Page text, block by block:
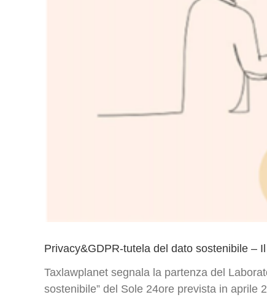
Privacy&GDPR-tutela del dato sostenibile –
Taxlawplanet segnala la partenza del
sostenibile” del Sole 24ore prevista in aprile